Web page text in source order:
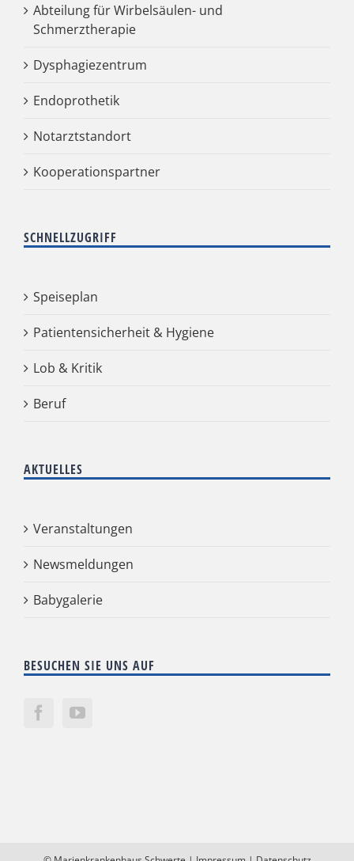
Abteilung für Wirbelsäulen- und
Schmerztherapie
Dysphagiezentrum
Endoprothetik
Notarztstandort
Kooperationspartner
SCHNELLZUGRIFF
Speiseplan
Patientensicherheit & Hygiene
Lob & Kritik
Beruf
AKTUELLES
Veranstaltungen
Newsmeldungen
Babygalerie
BESUCHEN SIE UNS AUF